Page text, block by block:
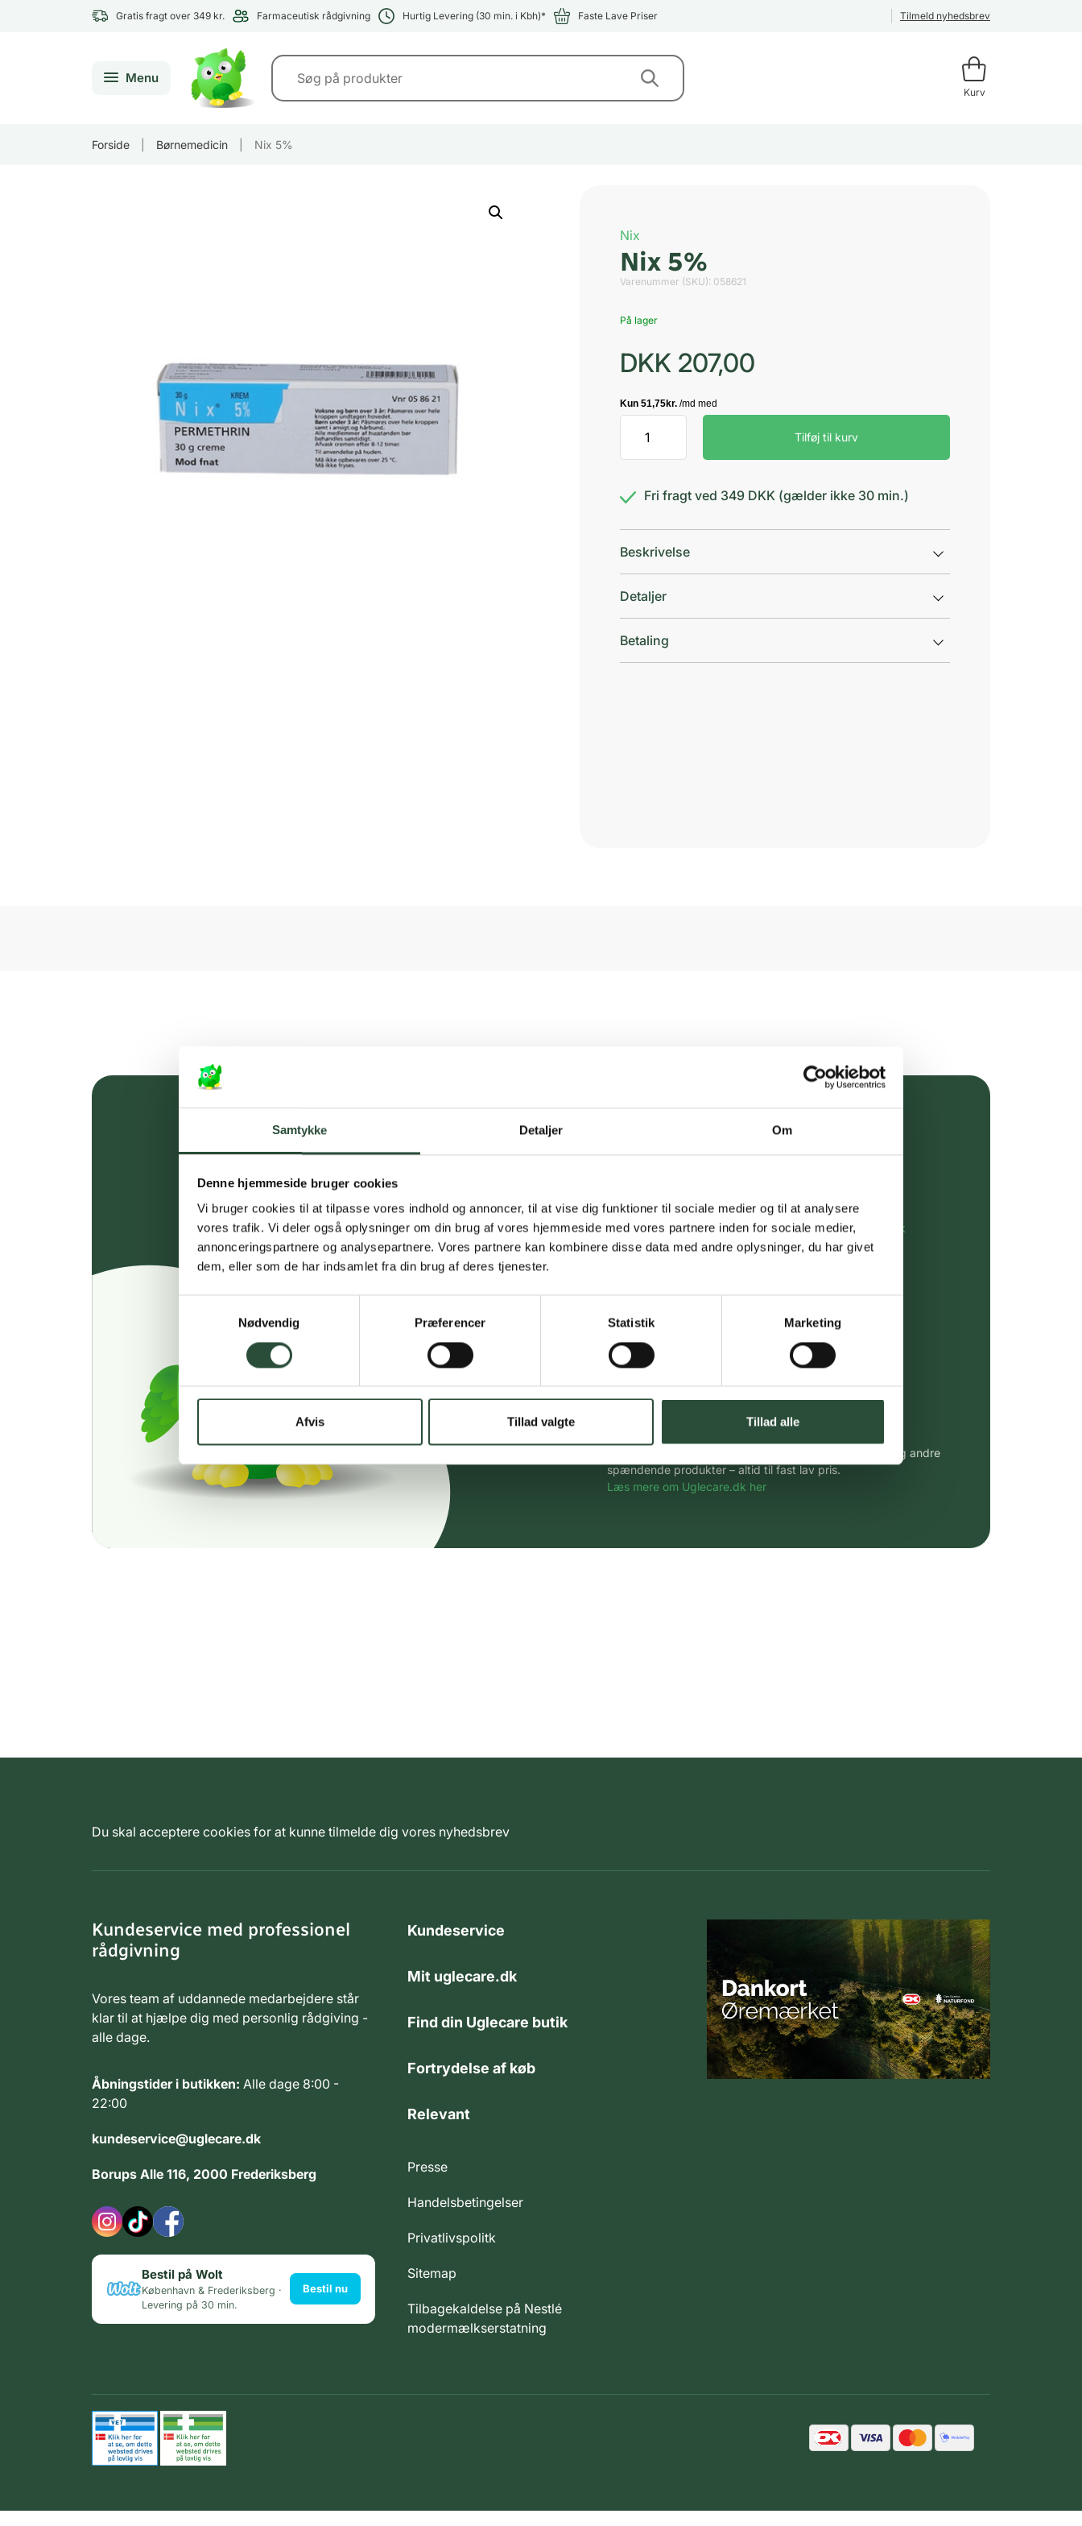
Samtykke Detaljer Om
Denne hjemmeside bruger cookies
Vi bruger cookies til at tilpasse vores indhold og annoncer, til at vise dig funktioner til sociale medier og til at analysere
vores trafik. Vi deler også oplysninger om din brug af vores hjemmeside med vores partnere inden for sociale medier,
annonceringspartnere og analysepartnere. Vores partnere kan kombinere disse data med andre oplysninger, du har givet
dem, eller som de har indsamlet fra din brug af deres tjenester.
Nødvendig
Præferencer Statistik Marketing
Afvis Tillad valgte Tillad alle
Gratis fragt over 349 kr. Farmaceutisk rådgivning Hurtig Levering (30 min. i Kbh)* Faste Lave Priser Tilmeld nyhedsbrev
Menu
Kurv
Forside Børnemedicin Nix 5%
Nix
Nix 5%
Varenummer (SKU): 058621
På lager
DKK 207,00
antal
Tilføj til kurv
Fri fragt ved 349 DKK (gælder ikke 30 min.)
Beskrivelse
Detaljer
Betaling
Gratis fragt over 349 kr.
Gælder ikke hjemmelevering
Personlig rådgivning
Få hjælp til din webordre på:kundeservice@uglecare.dk
Faste lave priser*
Stort udvalg af kendte produkter
Vi tilbyder et stort udvalg af kendte cremer, vitaminer og andre
spændende produkter – altid til fast lav pris.
Læs mere om Uglecare.dk her
Du skal acceptere cookies for at kunne tilmelde dig vores nyhedsbrev
Kundeservice med professionel
rådgivning
Vores team af uddannede medarbejdere står
klar til at hjælpe dig med personlig rådgiving -
alle dage.
Åbningstider i butikken: Alle dage 8:00 -
22:00
kundeservice@uglecare.dk
Borups Alle 116, 2000 Frederiksberg
Bestil på Wolt
København & Frederiksberg ·
Levering på 30 min.
Bestil nu
Kundeservice
Mit uglecare.dk
Find din Uglecare butik
Fortrydelse af køb
Relevant
Presse
Handelsbetingelser
Privatlivspolitk
Sitemap
Tilbagekaldelse på Nestlé
modermælkserstatning